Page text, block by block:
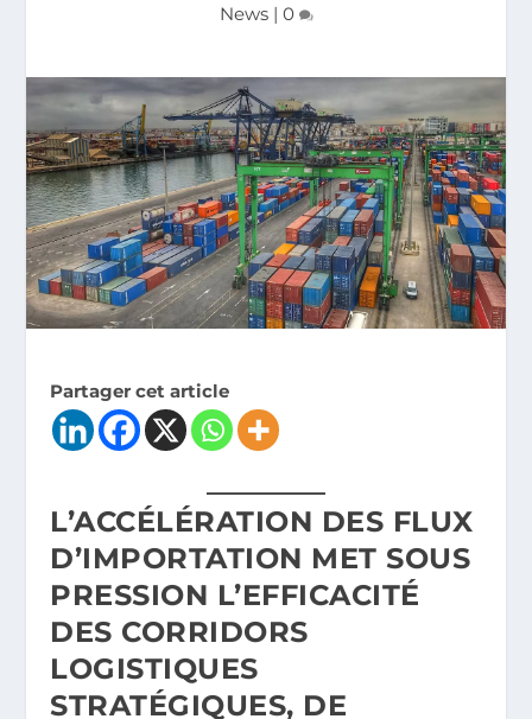
News| 0
Partager cet article
L’ACCÉLÉRATION DES FLUX
D’IMPORTATION MET SOUS
PRESSION L’EFFICACITÉ
DES CORRIDORS
LOGISTIQUES
STRATÉGIQUES, DE